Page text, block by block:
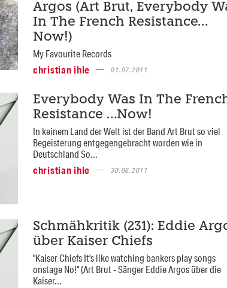
Argos (Art Brut, Everybody
In The French Resistance…
Now!)
My Favourite Records
christian ihle
01.07.2011
Everybody Was In The
Resistance …Now!
In keinem Land der Welt ist der Band Art Brut so viel
Begeisterung entgegengebracht worden wie in
Deutschland So...
christian ihle
30.06.2011
Schmähkritik (231): Eddie
über Kaiser Chiefs
"Kaiser Chiefs It's like watching bankers play songs
onstage No!" (Art Brut - Sänger Eddie Argos über die
Kaiser...